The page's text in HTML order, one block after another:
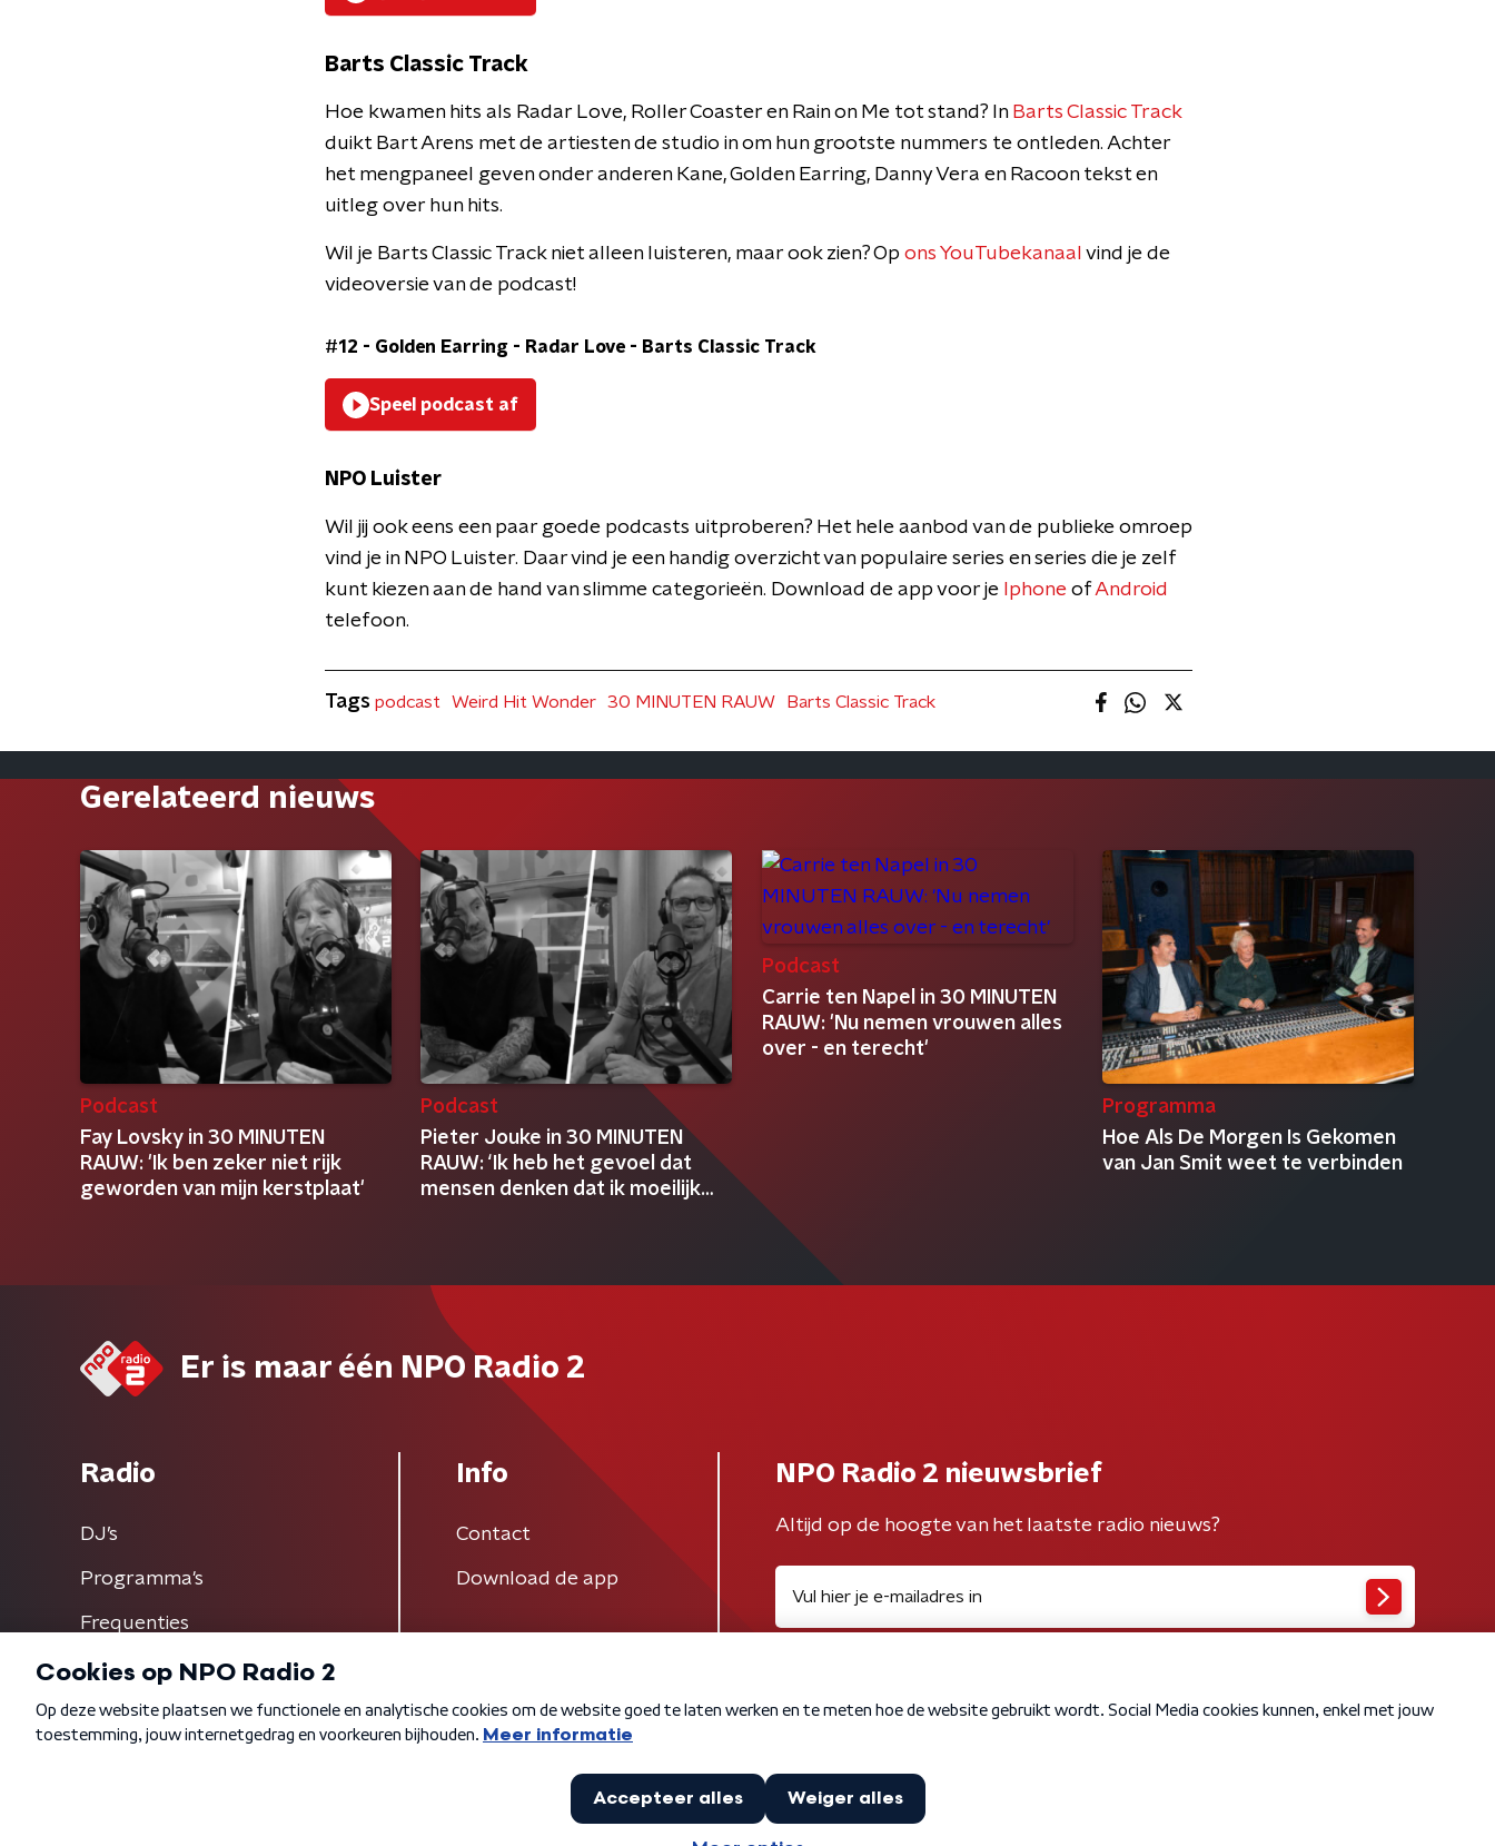
Barts Classic Track
Hoe kwamen hits als Radar Love, Roller Coaster en Rain on Me tot stand? In Barts Classic Track
duikt Bart Arens met de artiesten de studio in om hun grootste nummers te ontleden. Achter
het mengpaneel geven onder anderen Kane, Golden Earring, Danny Vera en Racoon tekst en
uitleg over hun hits.
Wil je Barts Classic Track niet alleen luisteren, maar ook zien? Op ons YouTubekanaal vind je de
videoversie van de podcast!
#12 - Golden Earring - Radar Love - Barts Classic Track
Speel podcast af
NPO Luister
Wil jij ook eens een paar goede podcasts uitproberen? Het hele aanbod van de publieke omroep
vind je in NPO Luister. Daar vind je een handig overzicht van populaire series en series die je zelf
kunt kiezen aan de hand van slimme categorieën. Download de app voor je Iphone ofAndroid
telefoon.
Tags podcast Weird Hit Wonder 30 MINUTEN RAUW Barts Classic Track
Gerelateerd nieuws
Podcast
Fay Lovsky in 30 MINUTEN
RAUW: 'Ik ben zeker niet rijk
geworden van mijn kerstplaat'
Podcast
Pieter Jouke in 30 MINUTEN
RAUW: ‘Ik heb het gevoel dat
mensen denken dat ik moeilijk
Podcast
Carrie ten Napel in 30 MINUTEN
RAUW: 'Nu nemen vrouwen alles
over - en terecht'
Programma
Hoe Als De Morgen Is Gekomen
van Jan Smit weet te verbinden
Er is maar één NPO Radio 2
Radio
DJ’s
Programma's
Frequenties
Info
Contact
Download de app
NPO Radio 2 nieuwsbrief
Altijd op de hoogte van het laatste radio nieuws?
Algemene voorwaarden Privacybeleid